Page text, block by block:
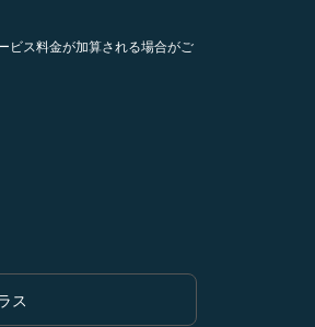
ビス料金が加算される場合がご
コノミークラス Selected
ス